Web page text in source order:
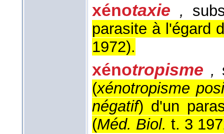
xénotaxie ,
parasite à l'égard
1972).
xénotropisme ,
(xénotropisme
négatif) d'un
(Méd. Biol. t. 3